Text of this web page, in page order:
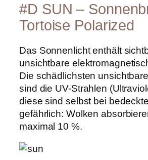
e
#
D
g
t
T
o
t
o
s
#D SUN –
Tortoise Polarized
Das Sonnenlicht enthält
unsichtbare
Die schädlichsten
sind die UV-Strahlen
diese sind selbst bei
gefährlich: Wolken
maximal 10 %.